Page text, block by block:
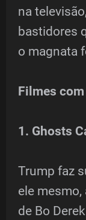
na
bastidores
o magnata
Filmes
1. Ghosts
Trump faz
ele
de Bo